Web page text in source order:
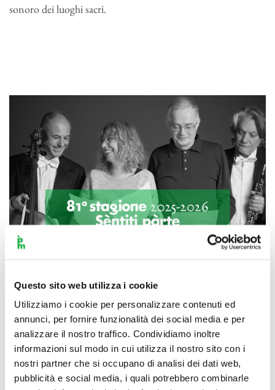
Questo sito web utilizza i cookie
Utilizziamo i cookie per personalizzare contenuti ed
annunci, per fornire funzionalità dei social media e per
analizzare il nostro traffico. Condividiamo inoltre
informazioni sul modo in cui utilizza il nostro sito con i
nostri partner che si occupano di analisi dei dati web,
pubblicità e social media, i quali potrebbero combinarle
sonoro dei luoghi sacri.
Scopri di più